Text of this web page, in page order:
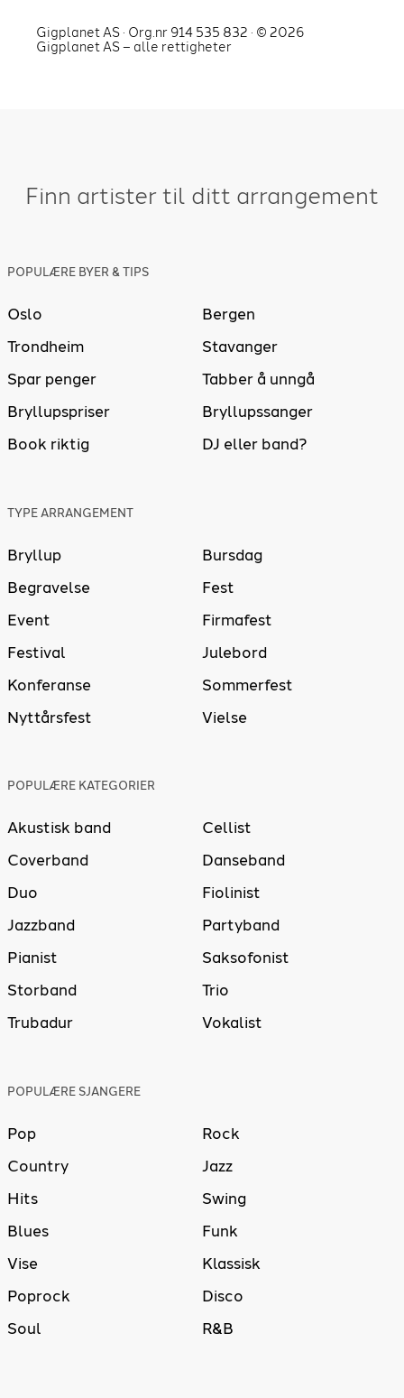
Gigplanet AS · Org.nr 914 535 832 · © 2026
Gigplanet AS – alle rettigheter
Finn artister til ditt arrangement
POPULÆRE BYER & TIPS
Oslo
Bergen
Trondheim
Stavanger
Spar penger
Tabber å unngå
Bryllupspriser
Bryllupssanger
Book riktig
DJ eller band?
TYPE ARRANGEMENT
Bryllup
Bursdag
Begravelse
Fest
Event
Firmafest
Festival
Julebord
Konferanse
Sommerfest
Nyttårsfest
Vielse
POPULÆRE KATEGORIER
Akustisk band
Cellist
Coverband
Danseband
Duo
Fiolinist
Jazzband
Partyband
Pianist
Saksofonist
Storband
Trio
Trubadur
Vokalist
POPULÆRE SJANGERE
Pop
Rock
Country
Jazz
Hits
Swing
Blues
Funk
Vise
Klassisk
Poprock
Disco
Soul
R&B